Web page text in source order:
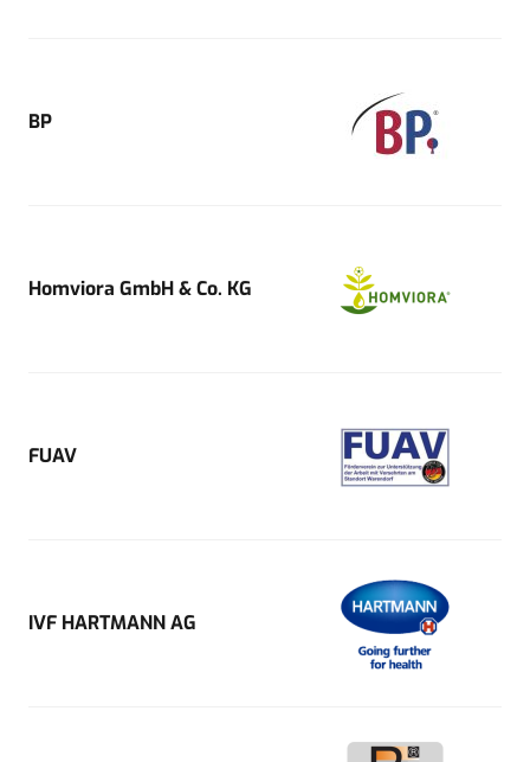
BP
Homviora GmbH & Co. KG
FUAV
IVF HARTMANN AG